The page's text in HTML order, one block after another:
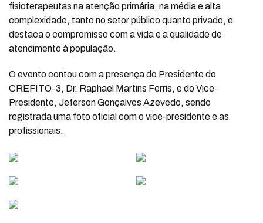
fisioterapeutas na atenção primária, na média e alta
complexidade, tanto no setor público quanto privado, e
destaca o compromisso com a vida e a qualidade de
atendimento à população.
O evento contou com a presença do Presidente do
CREFITO-3, Dr. Raphael Martins Ferris, e do Vice-
Presidente, Jeferson Gonçalves Azevedo, sendo
registrada uma foto oficial com o vice-presidente e as
profissionais.